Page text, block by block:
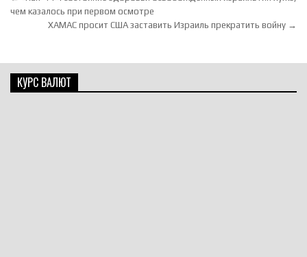
чем казалось при первом осмотре
ХАМАС просит США заставить Израиль прекратить войну →
КУРС ВАЛЮТ